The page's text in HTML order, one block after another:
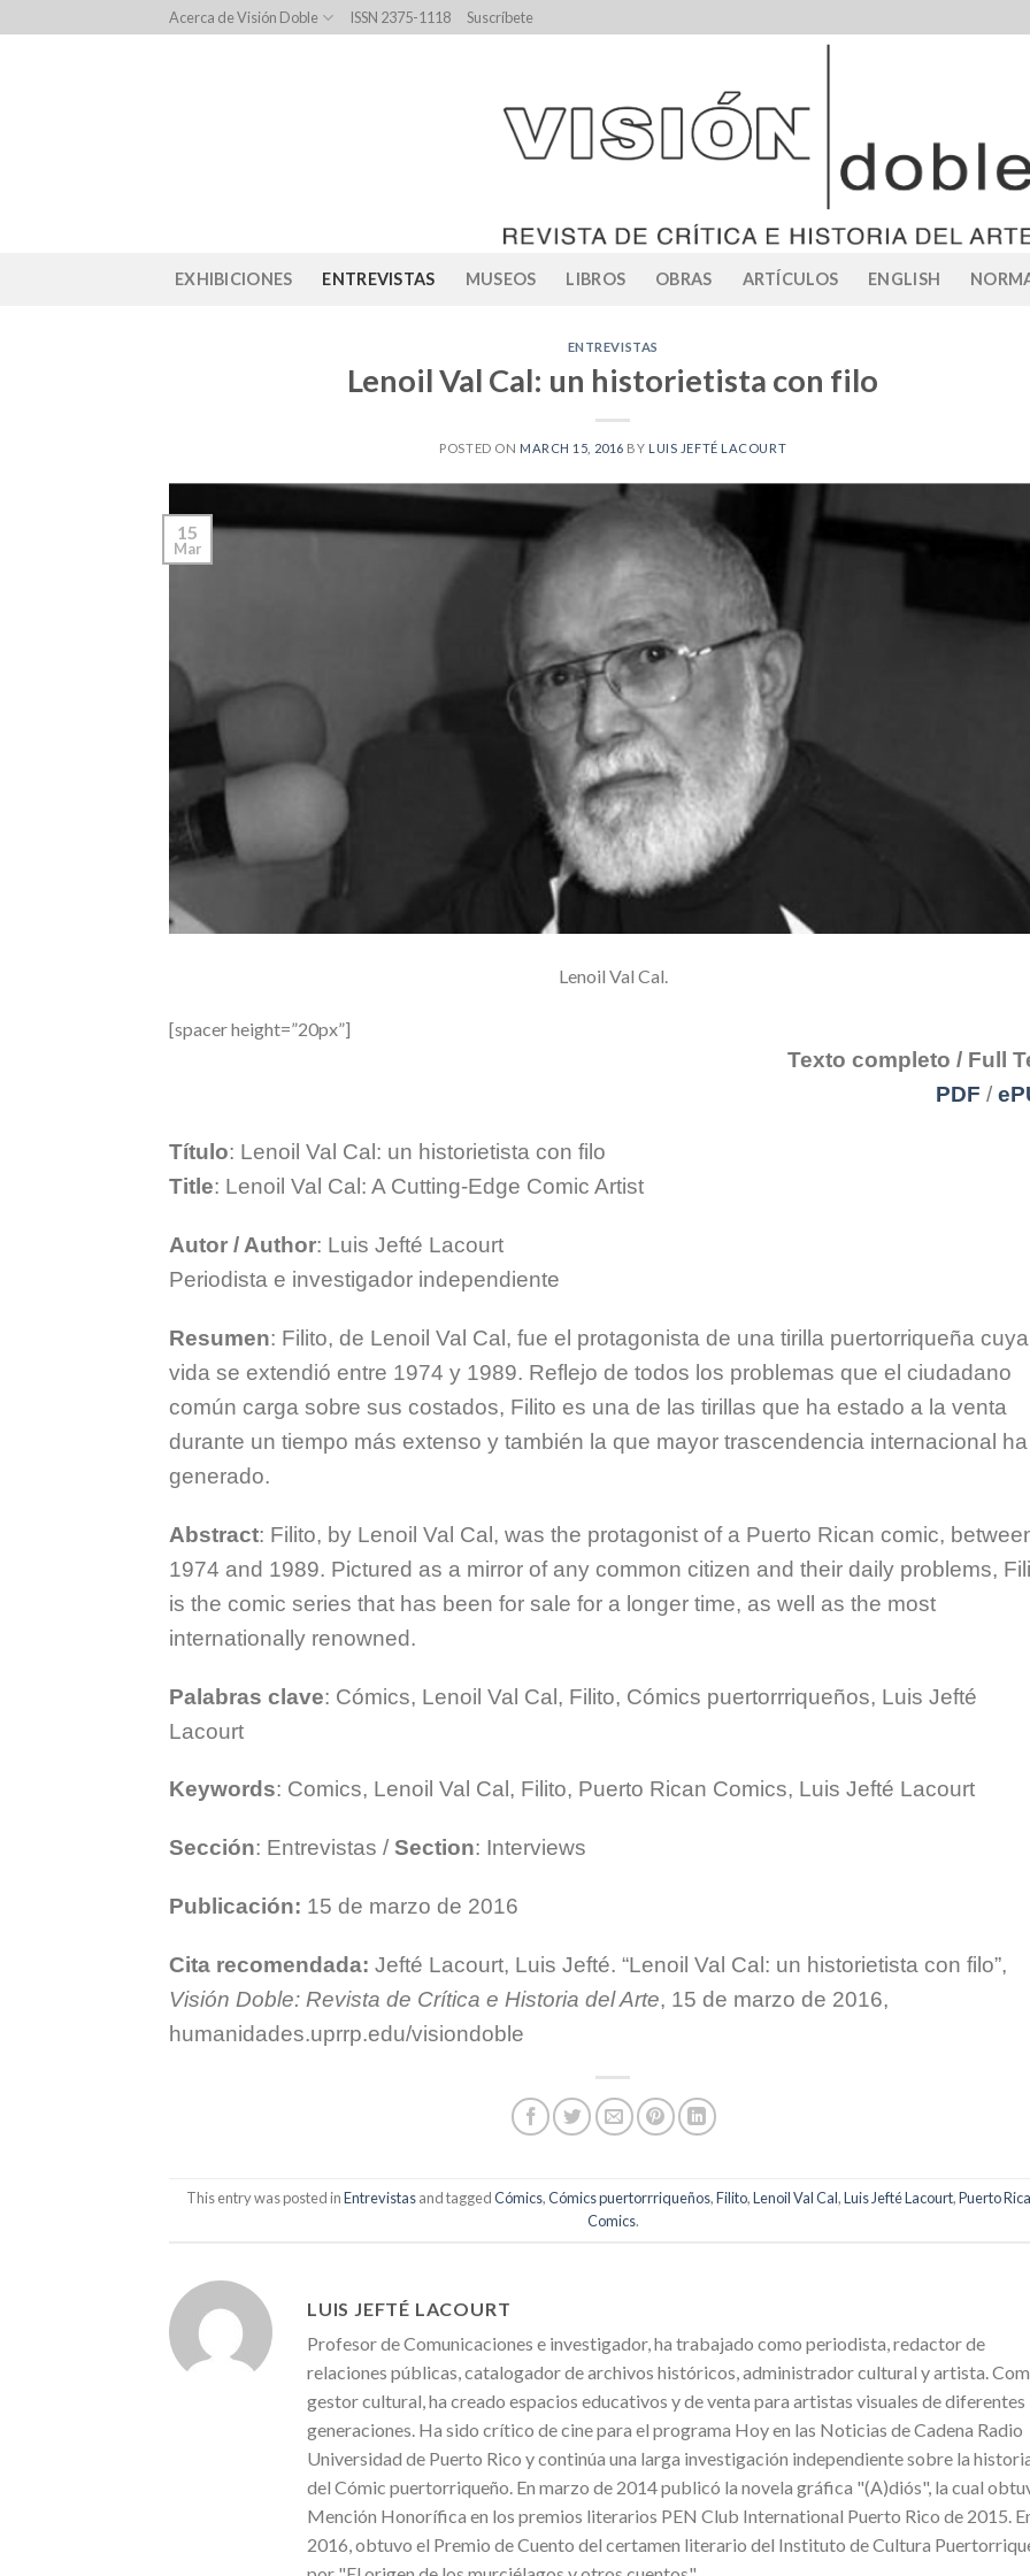
to
Acerca de Visión Doble ISSN 2375-1118 Suscríbete
EXHIBICIONES ENTREVISTAS MUSEOS LIBROS OBRAS ARTÍCULOS ENGLISH
ENTREVISTAS
Lenoil Val Cal: un historietista con filo
POSTED ON MARCH 15, 2016 BY LUIS JEFTÉ LACOURT
15
Mar
Lenoil Val Cal.
[spacer height=”20px”]
Texto completo / Full
PDF /
Título: Lenoil Val Cal: un historietista con filo
Title: Lenoil Val Cal: A Cutting-Edge Comic Artist
Autor / Author: Luis Jefté Lacourt
Periodista e investigador independiente
Resumen: Filito, de Lenoil Val Cal, fue el protagonista de una tirilla puertorriqueña cuya
vida se extendió entre 1974 y 1989. Reflejo de todos los problemas que el ciudadano
común carga sobre sus costados, Filito es una de las tirillas que ha estado a la venta
durante un tiempo más extenso y también la que mayor trascendencia internacional ha
generado.
Abstract: Filito, by Lenoil Val Cal, was the protagonist of a Puerto Rican comic,
1974 and 1989. Pictured as a mirror of any common citizen and their daily problems,
is the comic series that has been for sale for a longer time, as well as the most
internationally renowned.
Palabras clave: Cómics, Lenoil Val Cal, Filito, Cómics puertorrriqueños, Luis Jefté
Lacourt
Keywords: Comics, Lenoil Val Cal, Filito, Puerto Rican Comics, Luis Jefté Lacourt
Sección: Entrevistas / Section: Interviews
Publicación: 15 de marzo de 2016
Cita recomendada: Jefté Lacourt, Luis Jefté. “Lenoil Val Cal: un historietista con filo”,
Visión Doble: Revista de Crítica e Historia del Arte, 15 de marzo de 2016,
humanidades.uprrp.edu/visiondoble
This entry was posted inEntrevistasand taggedCómics,Cómics puertorrriqueños,Filito,Lenoil Val Cal,Luis Jefté Lacourt,Puerto
Comics.
LUIS JEFTÉ LACOURT
Profesor de Comunicaciones e investigador, ha trabajado como periodista, redactor de
relaciones públicas, catalogador de archivos históricos, administrador cultural y artista.
gestor cultural, ha creado espacios educativos y de venta para artistas visuales de diferentes
generaciones. Ha sido crítico de cine para el programa Hoy en las Noticias de Cadena Radio
Universidad de Puerto Rico y continúa una larga investigación independiente sobre la
del Cómic puertorriqueño. En marzo de 2014 publicó la novela gráfica "(A)diós", la cual
Mención Honorífica en los premios literarios PEN Club International Puerto Rico de 2015.
2016, obtuvo el Premio de Cuento del certamen literario del Instituto de Cultura